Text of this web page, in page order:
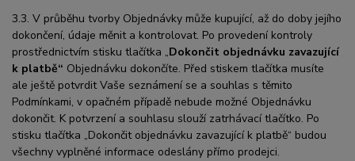
3.3. V průběhu tvorby Objednávky může kupující, až do doby jejího
dokončení, údaje měnit a kontrolovat. Po provedení kontroly
prostřednictvím stisku tlačítka „Dokončit objednávku zavazující
k platbě“ Objednávku dokončíte. Před stiskem tlačítka musíte
ale ještě potvrdit Vaše seznámení se a souhlas s těmito
Podmínkami, v opačném případě nebude možné Objednávku
dokončit. K potvrzení a souhlasu slouží zatrhávací tlačítko. Po
stisku tlačítka „Dokončit objednávku zavazující k platbě“ budou
všechny vyplněné informace odeslány přímo prodejci.